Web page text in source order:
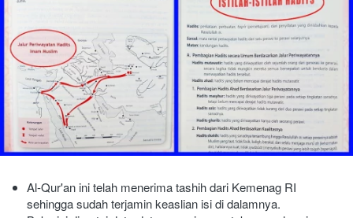
Al-Qur'an ini telah menerima tashih dari Kemenag RI
sehingga sudah terjamin keaslian isi di dalamnya.